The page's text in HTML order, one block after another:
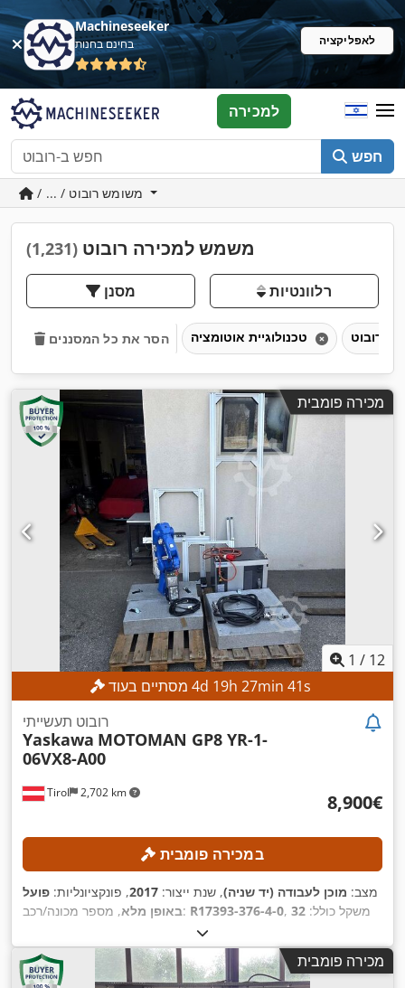
Machineseeker
בחינם בחנות לאפליקציה
חפש
למכירה
משמש למכירה רובוט (1,231)
מסנן רלוונטיות
הסר את כל המסננים
מכירה פומבית
1 / 12
4d 19h 27min 39s
Tirol 2,702 km
רובוט תעשייתי
Yaskawa MOTOMAN GP8 YR-1-
06VX8-A00
‏8,900 ‏€
במכירה פומבית
מצב: מוכן לעבודה (יד שניה), שנת ייצור: 2017, פונקציונליות: פועל
באופן מלא, מספר מכונה/רכב: R17393-376-4-0 , משקל כולל: 32
ק"ג
teach pendant:Yaskawa , מספר צירים:6 ,
מכירה פומבית